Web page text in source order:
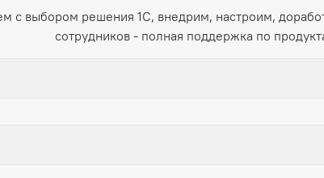
с выбором решения 1С, внедрим, настроим,
сотрудников - полная поддержка по